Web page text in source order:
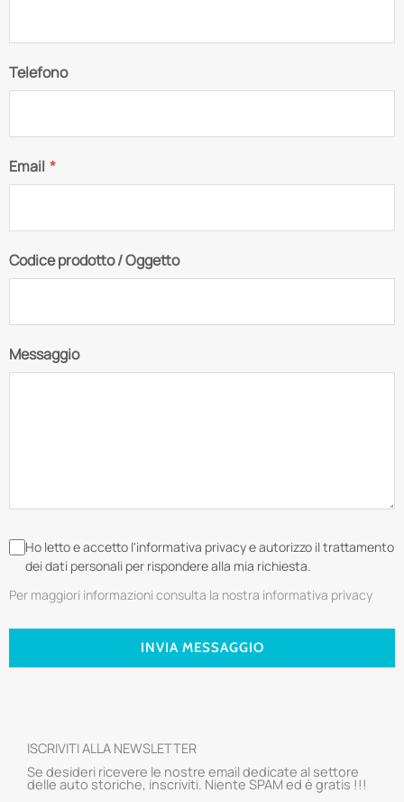
Telefono
Email *
Codice prodotto / Oggetto
Messaggio
Ho letto e accetto l'informativa privacy e autorizzo il trattamento
dei dati personali per rispondere alla mia richiesta.
Per maggiori informazioni consulta la nostra informativa privacy
INVIA MESSAGGIO
ISCRIVITI ALLA NEWSLETTER
Se desideri ricevere le nostre email dedicate al settore
delle auto storiche, inscriviti. Niente SPAM ed è gratis !!!